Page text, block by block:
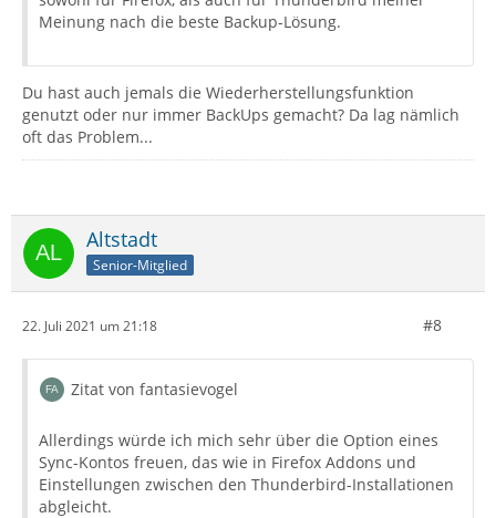
Meinung nach die beste Backup-Lösung.
Du hast auch jemals die Wiederherstellungsfunktion
genutzt oder nur immer BackUps gemacht? Da lag nämlich
oft das Problem...
Altstadt
Senior-Mitglied
22. Juli 2021 um 21:18 #8
Zitat von fantasievogel
Allerdings würde ich mich sehr über die Option eines
Sync-Kontos freuen, das wie in Firefox Addons und
Einstellungen zwischen den Thunderbird-Installationen
abgleicht.